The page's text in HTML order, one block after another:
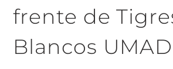
frente de
Blancos UMAD